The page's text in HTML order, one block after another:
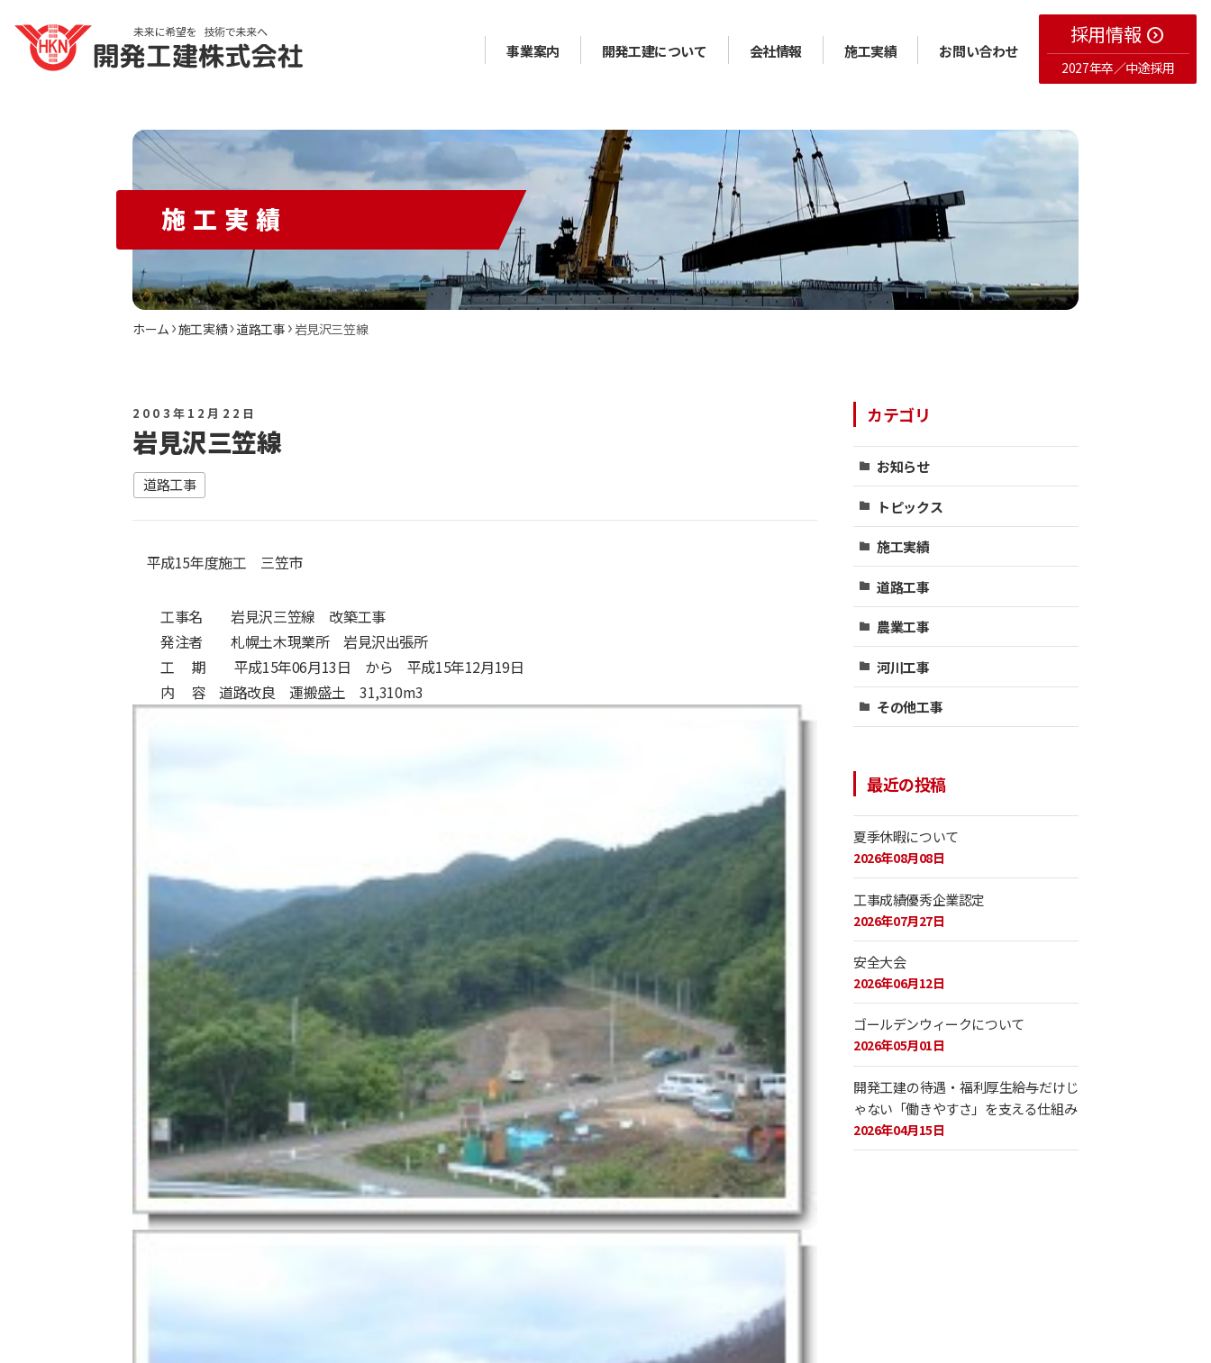
事業案内 開発工建について 会社情報 施工実績 お問い合わせ
採用情報 expand_circle_right
2027年卒／中途採用
施工実績
ホーム 施工実績 道路工事 岩見沢三笠線
2003年12月22日
岩見沢三笠線
道路工事
平成15年度施工 三笠市
工事名 岩見沢三笠線 改築工事
発注者 札幌土木現業所 岩見沢出張所
工 期 平成15年06月13日 から 平成15年12月19日
内 容 道路改良 運搬盛土 31,310m3
カテゴリ
お知らせ
トピックス
施工実績
道路工事
農業工事
河川工事
その他工事
最近の投稿
夏季休暇について
2026年08月08日
工事成績優秀企業認定
2026年07月27日
安全大会
2026年06月12日
ゴールデンウィークについて
2026年05月01日
開発工建の待遇・福利厚生――給与だけじ
ゃない「働きやすさ」を支える仕組み
2026年04月15日